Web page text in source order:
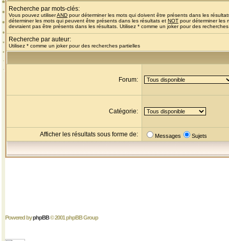
Recherche par mots-clés:
Vous pouvez utiliserAND pour déterminer les mots qui doivent être présents dans les
déterminer les mots qui peuvent être présents dans les résultats et NOT pour déterminer les
devraient pas être présents dans les résultats. Utilisez * comme un joker pour des
Recherche par auteur:
Utilisez * comme un joker pour des recherches partielles
Forum:
Catégorie:
Afficher les résultats sous forme de: Messages Sujets
Powered byphpBB© 2001 phpBB Group